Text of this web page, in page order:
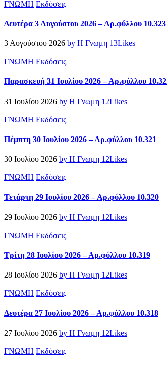
ΓΝΩΜΗ Εκδόσεις
Δευτέρα 3 Αυγούστου 2026 – Αρ.φύλλου 10.323
3 Αυγούστου 2026 by Η Γνωμη 13Likes
ΓΝΩΜΗ Εκδόσεις
Παρασκευή 31 Ιουλίου 2026 – Αρ.φύλλου
31 Ιουλίου 2026 by Η Γνωμη 12Likes
ΓΝΩΜΗ Εκδόσεις
Πέμπτη 30 Ιουλίου 2026 – Αρ.φύλλου 10.321
30 Ιουλίου 2026 by Η Γνωμη 12Likes
ΓΝΩΜΗ Εκδόσεις
Τετάρτη 29 Ιουλίου 2026 – Αρ.φύλλου 10.320
29 Ιουλίου 2026 by Η Γνωμη 12Likes
ΓΝΩΜΗ Εκδόσεις
Τρίτη 28 Ιουλίου 2026 – Αρ.φύλλου 10.319
28 Ιουλίου 2026 by Η Γνωμη 12Likes
ΓΝΩΜΗ Εκδόσεις
Δευτέρα 27 Ιουλίου 2026 – Αρ.φύλλου 10.318
27 Ιουλίου 2026 by Η Γνωμη 12Likes
ΓΝΩΜΗ Εκδόσεις